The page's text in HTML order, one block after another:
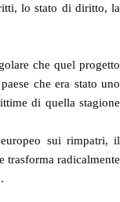
lo stato di diritto, la
che quel progetto
che era stato uno
di quella stagione
sui rimpatri, il
trasforma radicalmente